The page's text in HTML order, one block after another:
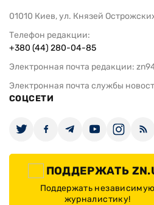
01010 Киев, ул. Князей
Телефон редакции:
+380 (44) 280-04-85
Электронная почта редакции:
Электронная почта службы
СОЦСЕТИ
ПОДДЕРЖАТЬ
Поддержать независимую
журналистику!